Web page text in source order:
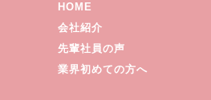
HOME
会社紹介
先輩社員の声
業界初めての方へ